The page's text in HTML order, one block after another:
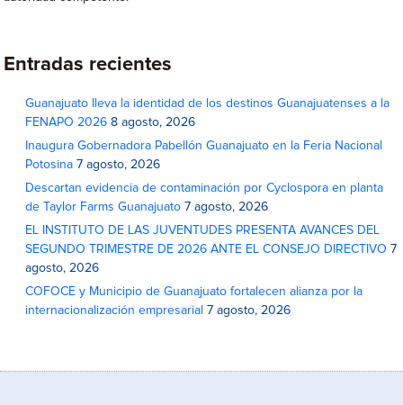
Entradas recientes
Guanajuato lleva la identidad de los destinos Guanajuatenses a la
FENAPO 2026 8 agosto, 2026
Inaugura Gobernadora Pabellón Guanajuato en la Feria Nacional
Potosina 7 agosto, 2026
Descartan evidencia de contaminación por Cyclospora en planta
de Taylor Farms Guanajuato 7 agosto, 2026
EL INSTITUTO DE LAS JUVENTUDES PRESENTA AVANCES DEL
SEGUNDO TRIMESTRE DE 2026 ANTE EL CONSEJO DIRECTIVO 7
agosto, 2026
COFOCE y Municipio de Guanajuato fortalecen alianza por la
internacionalización empresarial 7 agosto, 2026